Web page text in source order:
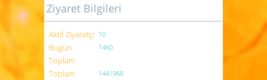
Ziyaret Bilgileri
Aktif Ziyaretçi 10
Bugün
Toplam
1460
Toplam
1441968